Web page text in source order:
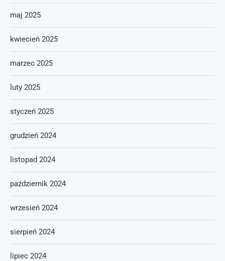
maj 2025
kwiecień 2025
marzec 2025
luty 2025
styczeń 2025
grudzień 2024
listopad 2024
październik 2024
wrzesień 2024
sierpień 2024
lipiec 2024